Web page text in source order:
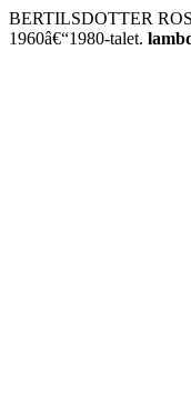
BERTILSDOTTER
1960â€“1980-talet.